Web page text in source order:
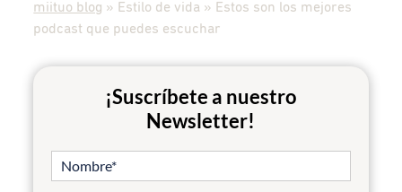
miituo blog » Estilo de vida » Estos son los mejores
podcast que puedes escuchar
¡Suscríbete a nuestro
Newsletter!